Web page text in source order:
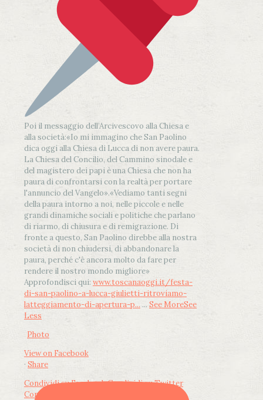
Poi il messaggio dell’Arcivescovo alla Chiesa e
alla società:«Io mi immagino che San Paolino
dica oggi alla Chiesa di Lucca di non avere paura.
La Chiesa del Concilio, del Cammino sinodale e
del magistero dei papi è una Chiesa che non ha
paura di confrontarsi con la realtà per portare
l'annuncio del Vangelo».«Vediamo tanti segni
della paura intorno a noi, nelle piccole e nelle
grandi dinamiche sociali e politiche che parlano
di riarmo, di chiusura e di remigrazione. Di
fronte a questo, San Paolino direbbe alla nostra
società di non chiudersi, di abbandonare la
paura, perché c'è ancora molto da fare per
rendere il nostro mondo migliore»
Approfondisci qui: www.toscanaoggi.it/festa-
di-san-paolino-a-lucca-giulietti-ritroviamo-
latteggiamento-di-apertura-p... ... See MoreSee
Less
Photo
View on Facebook
· Share
Condividi su FacebookCondividi su Twitter
Condividi su LinkedIn